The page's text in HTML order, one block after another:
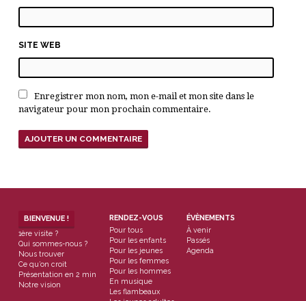
SITE WEB
Enregistrer mon nom, mon e-mail et mon site dans le
navigateur pour mon prochain commentaire.
BIENVENUE !
1ère visite ?
Qui sommes-nous ?
Nous trouver
Ce qu’on croit
Présentation en 2 min
Notre vision
RENDEZ-VOUS
Pour tous
Pour les enfants
Pour les jeunes
Pour les femmes
Pour les hommes
En musique
Les flambeaux
ÉVÈNEMENTS
À venir
Passés
Agenda